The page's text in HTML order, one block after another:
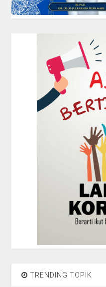
TRENDING TOPIK